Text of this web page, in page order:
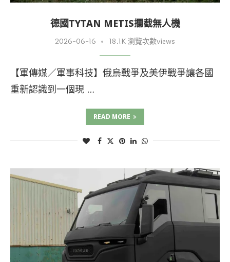
德國TYTAN METIS攔截無人機
2026-06-16 18.1K 瀏覽次數views
【軍傳媒／軍事科技】俄烏戰爭及美伊戰爭讓各國
重新認識到一個現 …
READ MORE